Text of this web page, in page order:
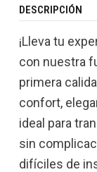
DESCRIPCIÓN
¡Lleva tu
con nuestra
primera
confort,
ideal para
sin
difíciles de